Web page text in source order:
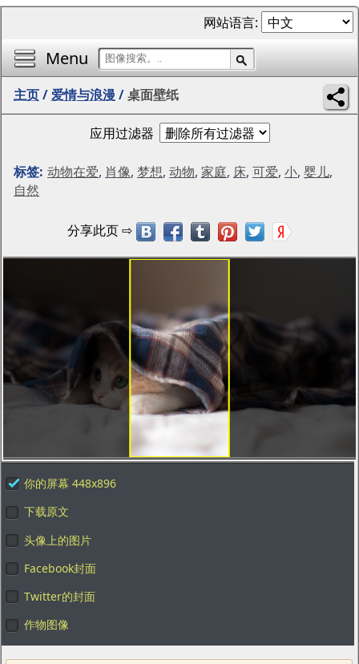
Menu
网站语言:
主页/爱情与浪漫 /桌面壁纸
应用过滤器
标签: 动物在爱, 肖像, 梦想, 动物, 家庭, 床, 可爱, 小, 婴儿,
自然
你的屏幕 448x896
下载原文
头像上的图片
Facebook封面
Twitter的封面
作物图像